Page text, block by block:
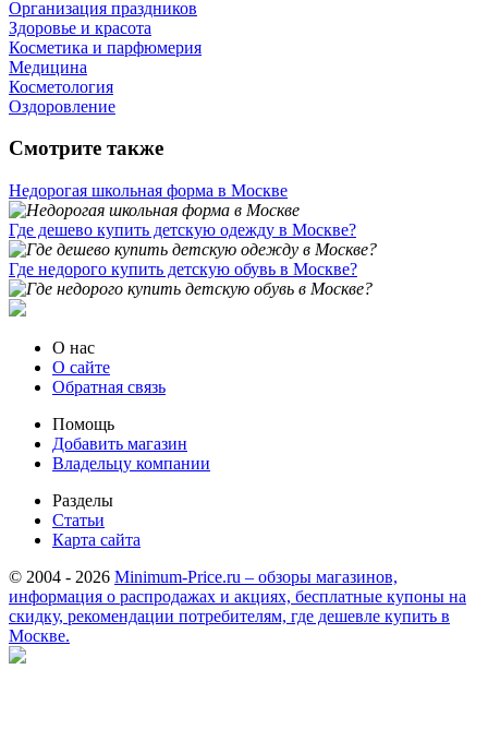
Организация праздников
Здоровье и красота
Косметика и парфюмерия
Медицина
Косметология
Оздоровление
Смотрите также
Недорогая школьная форма в Москве
Где дешево купить детскую одежду в Москве?
Где недорого купить детскую обувь в Москве?
О нас
О сайте
Обратная связь
Помощь
Добавить магазин
Владельцу компании
Разделы
Статьи
Карта сайта
© 2004 - 2026 Minimum-Price.ru – обзоры магазинов,
информация о распродажах и акциях, бесплатные купоны на
скидку, рекомендации потребителям, где дешевле купить в
Москве.